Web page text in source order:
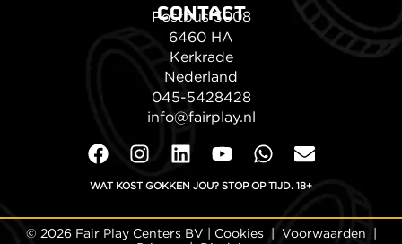
CONTACT
Postbus 3008
6460 HA
Kerkrade
Nederland
045-5428428
info@fairplay.nl
WAT KOST GOKKEN JOU? STOP OP TIJD. 18+
© 2026 Fair Play Centers BV | Cookies Voorwaarden